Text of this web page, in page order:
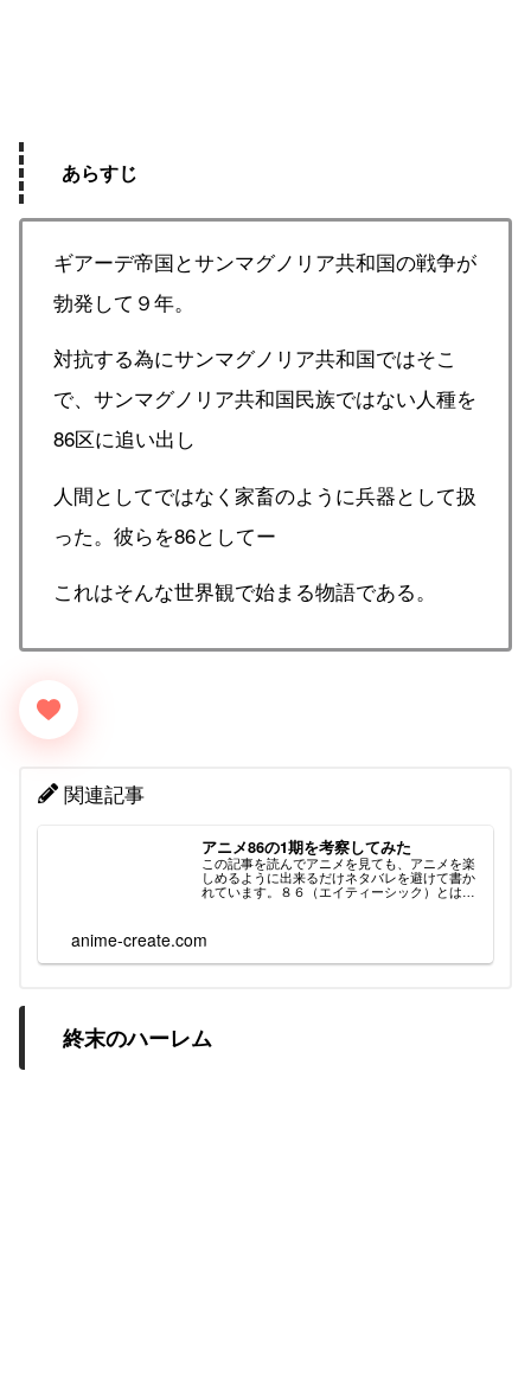
あらすじ
ギアーデ帝国とサンマグノリア共和国の戦争が
勃発して９年。
対抗する為にサンマグノリア共和国ではそこ
で、サンマグノリア共和国民族ではない人種を
86区に追い出し
人間としてではなく家畜のように兵器として扱
った。彼らを86としてー
これはそんな世界観で始まる物語である。
関連記事
アニメ86の1期を考察してみた
この記事を読んでアニメを見ても、アニメを楽
しめるように出来るだけネタバレを避けて書か
れています。８６（エイティーシック）とは？
期 ...
anime-create.com
終末のハーレム